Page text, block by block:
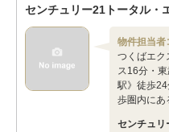
センチュリー21トータル・
物件担当者
つくばエク
ス16分・
駅》徒歩
歩圏内にあ
センチュリ